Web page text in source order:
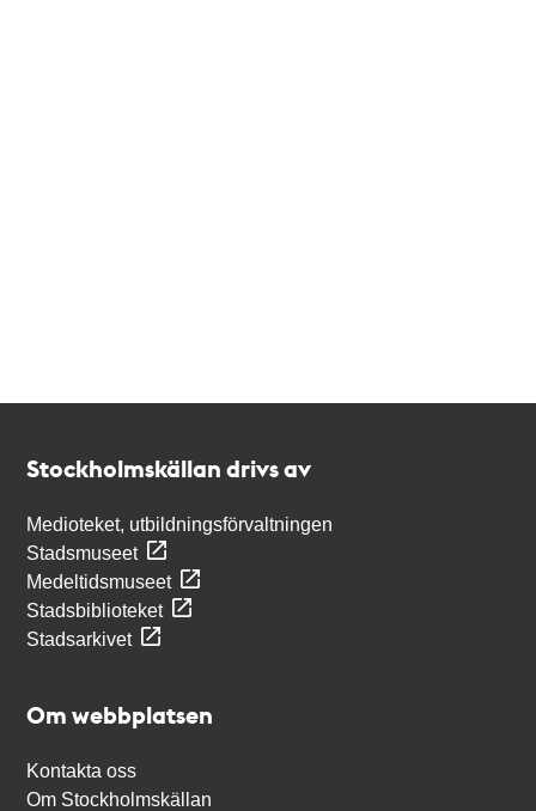
Stockholmskällan drivs av
Medioteket, utbildningsförvaltningen
Stadsmuseet
Medeltidsmuseet
Stadsbiblioteket
Stadsarkivet
Om webbplatsen
Kontakta oss
Om Stockholmskällan